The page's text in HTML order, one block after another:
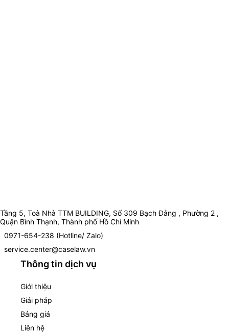
Tầng 5, Toà Nhà TTM BUILDING, Số 309 Bạch Đằng , Phường 2 ,
Quận Bình Thạnh, Thành phố Hồ Chí Minh
0971-654-238 (Hotline/ Zalo)
service.center@caselaw.vn
Thông tin dịch vụ
Giới thiệu
Giải pháp
Bảng giá
Liên hệ